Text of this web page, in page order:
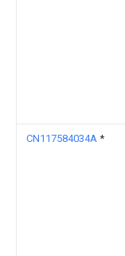
CN117584034A *